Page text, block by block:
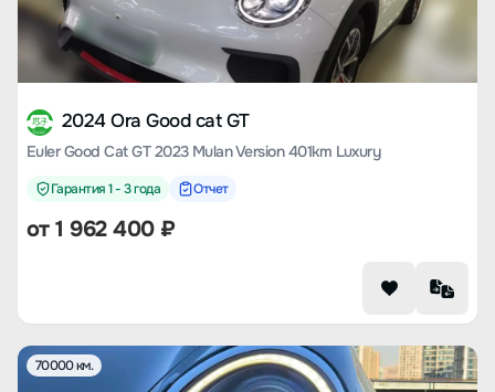
2024 Ora Good cat GT
Euler Good Cat GT 2023 Mulan Version 401km Luxury
Гарантия 1 - 3 года Отчет
от1 962 400₽
70000 км.